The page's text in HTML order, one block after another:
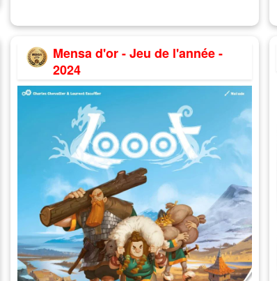
Mensa d'or - Jeu de l'année -
2024